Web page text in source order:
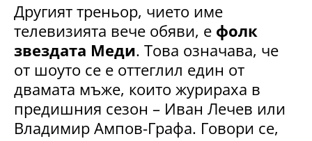
Другият треньор, чието име
телевизията вече обяви, е фолк
звездата Меди. Това означава, че
от шоуто се е оттеглил един от
двамата мъже, които журираха в
предишния сезон – Иван Лечев или
Владимир Ампов-Графа. Говори се,